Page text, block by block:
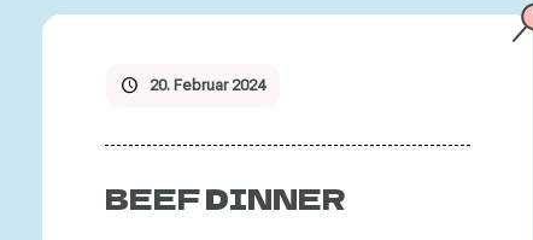
20. Februar 2024
BEEF DINNER